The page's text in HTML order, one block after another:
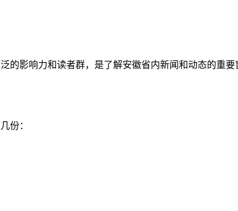
的影响力和读者群，是了解安徽省内新闻和动态的重
份：